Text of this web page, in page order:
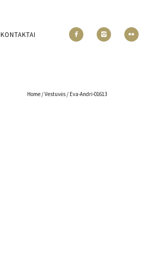
KONTAKTAI
Home /Vestuvės / Eva-Andri-01613